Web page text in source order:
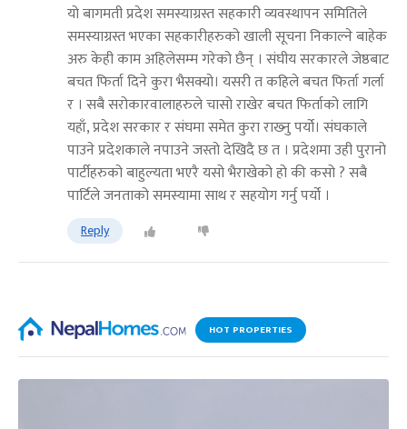
यो बागमती प्रदेश समस्याग्रस्त सहकारी व्यवस्थापन समितिले
समस्याग्रस्त भएका सहकारीहरुको खाली सूचना निकाल्ने बाहेक
अरु केही काम अहिलेसम्म गरेको छैन् । संघीय सरकारले जेष्ठबाट
बचत फिर्ता दिने कुरा भैसक्यो। यसरी त कहिले बचत फिर्ता गर्ला
र । सबै सरोकारवालाहरुले चासो राखेर बचत फिर्ताको लागि
यहाँ, प्रदेश सरकार र संघमा समेत कुरा राख्‍नु पर्यो। संघकाले
पाउने प्रदेशकाले नपाउने जस्तो देखिदै छ त । प्रदेशमा उही पुरानो
पार्टीहरुको बाहुल्यता भएरै यसो भैराखेको हो की कसो ? सबै
पार्टिले जनताको समस्यामा साथ र सहयोग गर्नु पर्यो ।
Reply
HOT PROPERTIES